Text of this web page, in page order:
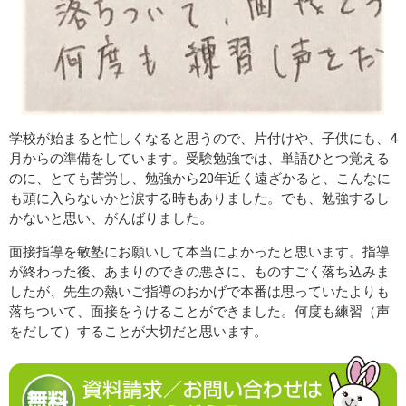
学校が始まると忙しくなると思うので、片付けや、子供にも、4
月からの準備をしています。受験勉強では、単語ひとつ覚える
のに、とても苦労し、勉強から20年近く遠ざかると、こんなに
も頭に入らないかと涙する時もありました。でも、勉強するし
かないと思い、がんばりました。
面接指導を敏塾にお願いして本当によかったと思います。指導
が終わった後、あまりのできの悪さに、ものすごく落ち込みま
したが、先生の熱いご指導のおかげで本番は思っていたよりも
落ちついて、面接をうけることができました。何度も練習（声
をだして）することが大切だと思います。